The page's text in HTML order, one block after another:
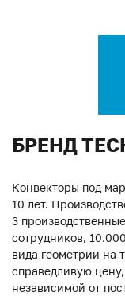
БРЕНД
Конвекторы под
10 лет.
3
сотрудников,
вида геометрии на
справедливую
независимой от